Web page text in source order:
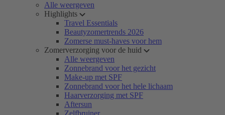
Alle weergeven
Highlights
Travel Essentials
Beautyzomertrends 2026
Zomerse must-haves voor hem
Zomerverzorging voor de huid
Alle weergeven
Zonnebrand voor het gezicht
Make-up met SPF
Zonnebrand voor het hele lichaam
Haarverzorging met SPF
Aftersun
Zelfbruiner